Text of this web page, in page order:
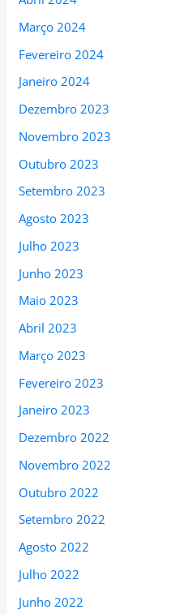
Março 2024
Fevereiro 2024
Janeiro 2024
Dezembro 2023
Novembro 2023
Outubro 2023
Setembro 2023
Agosto 2023
Julho 2023
Junho 2023
Maio 2023
Abril 2023
Março 2023
Fevereiro 2023
Janeiro 2023
Dezembro 2022
Novembro 2022
Outubro 2022
Setembro 2022
Agosto 2022
Julho 2022
Junho 2022